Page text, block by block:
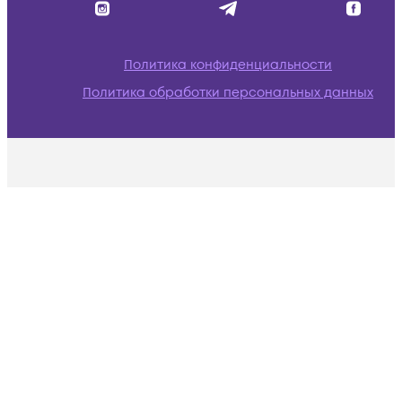
Политика конфиденциальности
Политика обработки персональных данных